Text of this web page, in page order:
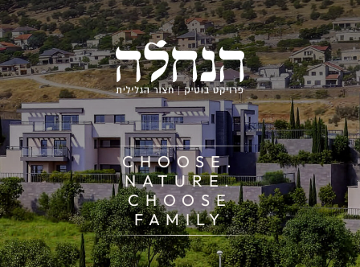
קשרי משקיעים
מדיה
קריירה
שירות לקוחות
.CHOOSE
NATURE.
CHOOSE
FAMILY